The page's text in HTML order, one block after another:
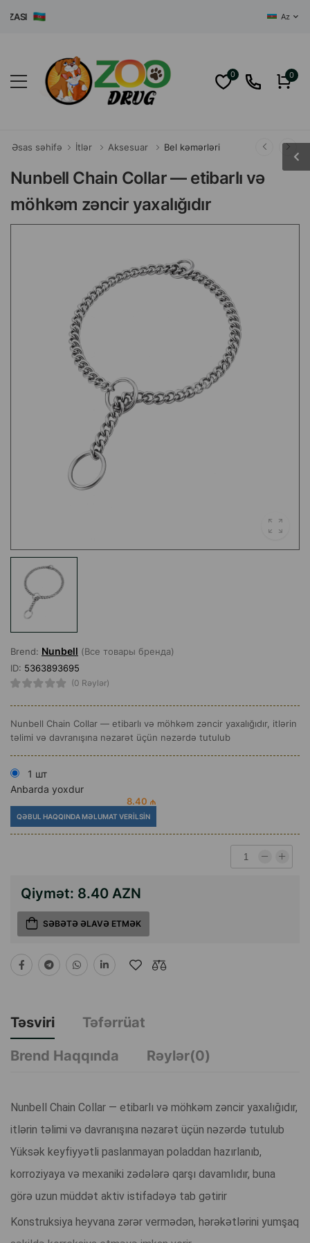
Az
0 0
Əsas səhifə İtlər Aksesuar Bel kəmərləri
Nunbell Chain Collar — etibarlı və
möhkəm zəncir yaxalığıdır
Brend: Nunbell (Все товары бренда)
ID: 5363893695
(0 Rəylər)
Nunbell Chain Collar — etibarlı və möhkəm zəncir yaxalığıdır, itlərin
təlimi və davranışına nəzarət üçün nəzərdə tutulub
1 шт
Anbarda yoxdur
8.40 ₼
QƏBUL HAQQINDA MƏLUMAT VERILSIN
Qiymət: 8.40 AZN
SƏBƏTƏ ƏLAVƏ ETMƏK
Təsviri
Təfərrüat
Brend Haqqında
Rəylər(0)
Nunbell Chain Collar — etibarlı və möhkəm zəncir yaxalığıdır,
itlərin təlimi və davranışına nəzarət üçün nəzərdə tutulub
Yüksək keyfiyyətli paslanmayan poladdan hazırlanıb,
korroziyaya və mexaniki zədələrə qarşı davamlıdır, buna
görə uzun müddət aktiv istifadəyə tab gətirir
Konstruksiya heyvana zərər vermədən, hərəkətlərini yumşaq